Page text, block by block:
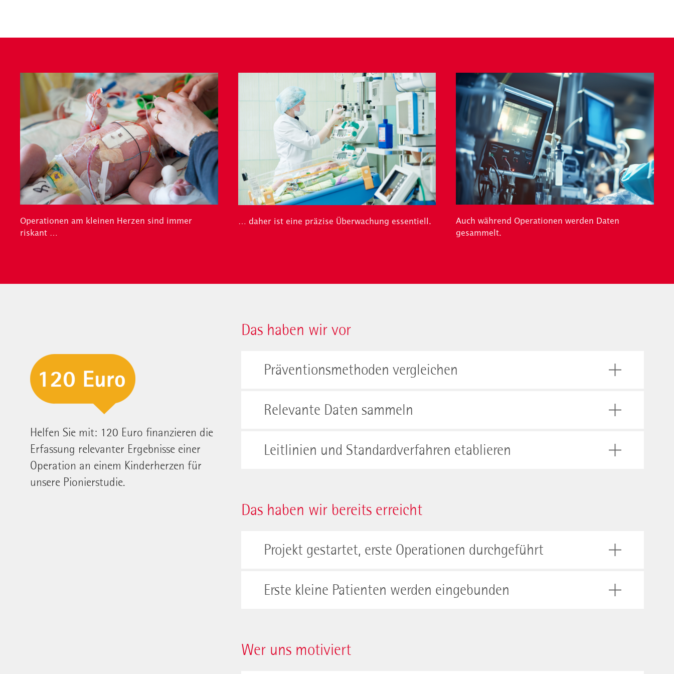
Operationen am kleinen Herzen sind immer
riskant …
… daher ist eine präzise Überwachung essentiell.
Auch während Operationen werden Daten
gesammelt.
Helfen Sie mit: 120 Euro finanzieren die
Erfassung relevanter Ergebnisse einer
Operation an einem Kinderherzen für
unsere Pionierstudie.
Das haben wir vor
Präventionsmethoden vergleichen
Relevante Daten sammeln
Leitlinien und Standardverfahren etablieren
Das haben wir bereits erreicht
Projekt gestartet, erste Operationen durchgeführt
Erste kleine Patienten werden eingebunden
Wer uns motiviert